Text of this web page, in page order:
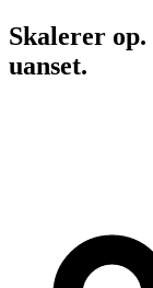
Skalerer
uanset.